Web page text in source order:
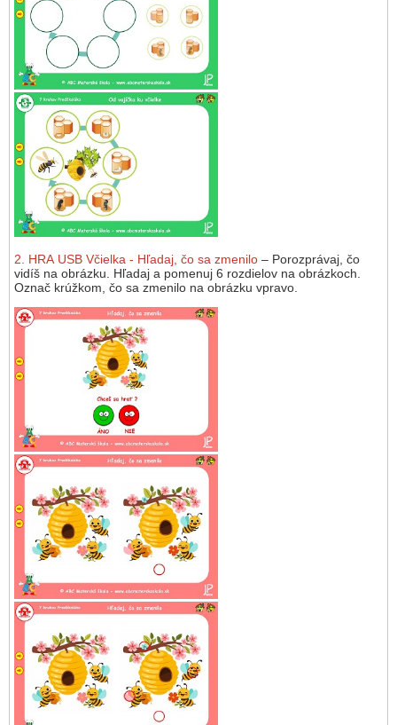
2. HRA USB Včielka - Hľadaj, čo sa zmenilo – Porozprávaj, čo
vidíš na obrázku. Hľadaj a pomenuj 6 rozdielov na obrázkoch.
Označ krúžkom, čo sa zmenilo na obrázku vpravo.